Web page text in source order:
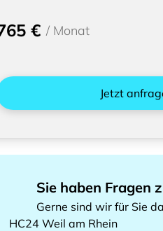
€ / Monat
Jetzt
Sie haben Fragen
Gerne sind wir für Sie da
HC24Weil am Rhein